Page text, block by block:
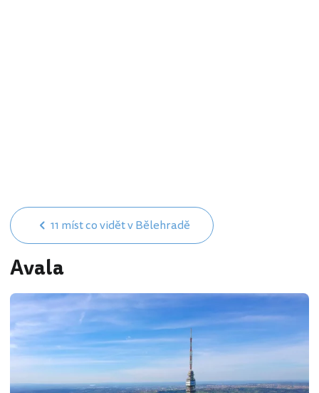
11 míst co vidět v Bělehradě
Avala